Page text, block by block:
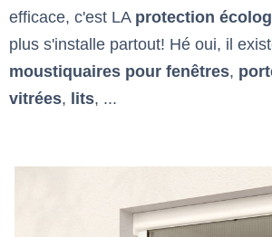
efficace, c'est LA protection
plus s'installe partout! Hé oui, il
moustiquaires pour fenêtres,
vitrées, lits, ...